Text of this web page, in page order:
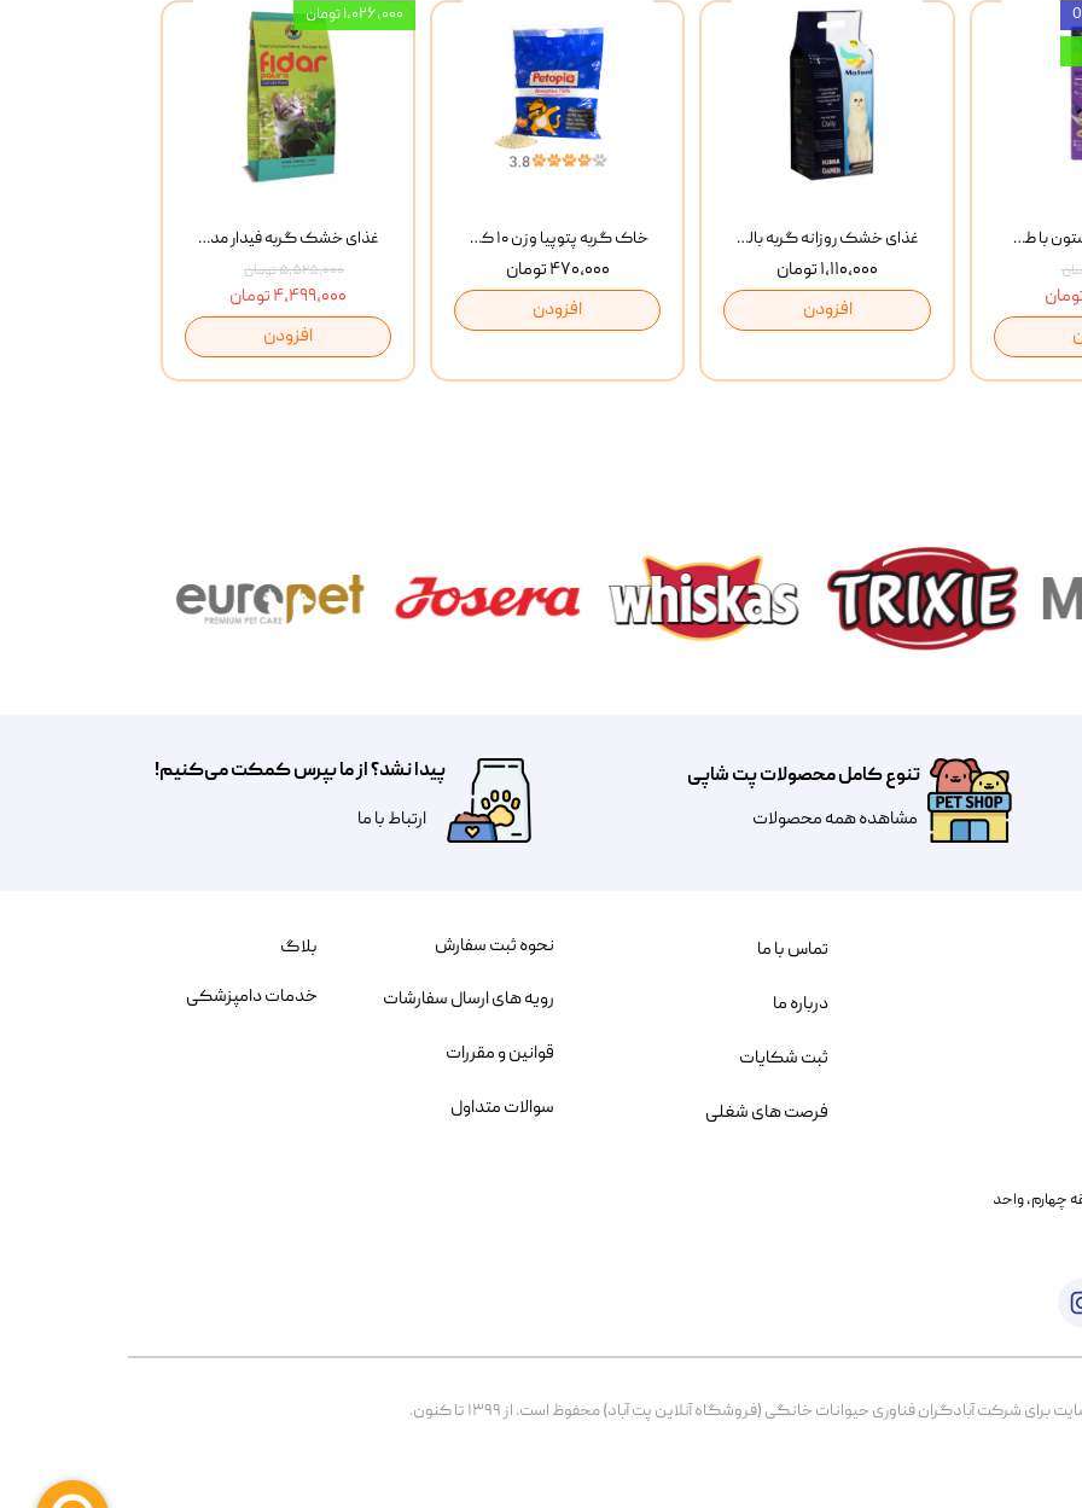
غذای خشک گربه فیدار مدل Adult وزن 10 کیلوگرم
۵,۵۲۵,۰۰۰ تومان
۴,۴۹۹,۰۰۰ تومان
افزودن
۱,۰۲۶,۰۰۰ تومان
خاک گربه پتوپیا وزن ۱۰ کیلوگرم
۴۷۰,۰۰۰ تومان
افزودن
غذای خشک روزانه گربه بالغ مفید MoFeed Adult Daily Cat Food وزن 2 کیلوگرم
۱,۱۱۰,۰۰۰ تومان
افزودن
بستنی گربه وینستون با طعم مرغ و ماهی Winstone Chicken & Fish بسته 8 عددی
تنوع کامل محصولات پت شاپی
مشاهده همه محصولات
پیدا نشد؟ از ما بپرس کمکت می‌کنیم!
​​​ارتباط با ما
خیابان بنی هاشم پلاک ۲۰۲ ، طبقه چهارم، واحد
شرکت آبادگران فناوری حیوانات خانگی (فروشگاه آنلاین پت آباد) محفوظ است. از ۱۳۹۹ تا کنون.
نحوه ثبت سفارش
رویه های ارسال سفارشات
قوانین و مقررات
سوالات متداول
تماس با ما
درباره ما
ثبت شکایات
فرصت های شغلی
بلاگ
خدمات دامپزشکی